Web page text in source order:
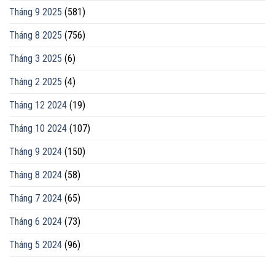
Tháng 9 2025 (581)
Tháng 8 2025 (756)
Tháng 3 2025 (6)
Tháng 2 2025 (4)
Tháng 12 2024 (19)
Tháng 10 2024 (107)
Tháng 9 2024 (150)
Tháng 8 2024 (58)
Tháng 7 2024 (65)
Tháng 6 2024 (73)
Tháng 5 2024 (96)